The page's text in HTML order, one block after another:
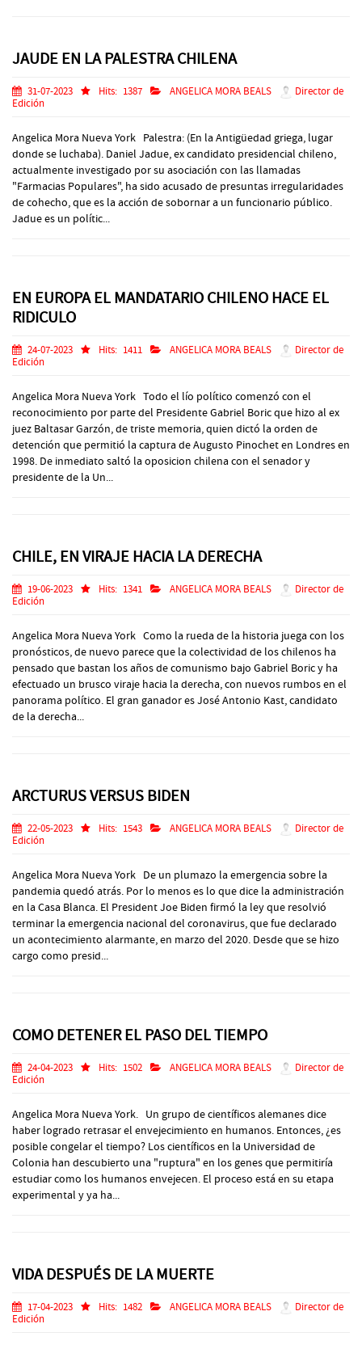
JAUDE EN LA PALESTRA CHILENA
31-07-2023 Hits: 1387 ANGELICA MORA BEALS
Director de
Edición
Angelica Mora Nueva York Palestra: (En la Antigüedad griega, lugar
donde se luchaba). Daniel Jadue, ex candidato presidencial chileno,
actualmente investigado por su asociación con las llamadas
"Farmacias Populares", ha sido acusado de presuntas irregularidades
de cohecho, que es la acción de sobornar a un funcionario público.
Jadue es un polític...
EN EUROPA EL MANDATARIO CHILENO HACE EL
RIDICULO
24-07-2023 Hits: 1411 ANGELICA MORA BEALS
Director de
Edición
Angelica Mora Nueva York Todo el lío político comenzó con el
reconocimiento por parte del Presidente Gabriel Boric que hizo al ex
juez Baltasar Garzón, de triste memoria, quien dictó la orden de
detención que permitió la captura de Augusto Pinochet en Londres en
1998. De inmediato saltó la oposicion chilena con el senador y
presidente de la Un...
CHILE, EN VIRAJE HACIA LA DERECHA
19-06-2023 Hits: 1341 ANGELICA MORA BEALS
Director de
Edición
Angelica Mora Nueva York Como la rueda de la historia juega con los
pronósticos, de nuevo parece que la colectividad de los chilenos ha
pensado que bastan los años de comunismo bajo Gabriel Boric y ha
efectuado un brusco viraje hacia la derecha, con nuevos rumbos en el
panorama político. El gran ganador es José Antonio Kast, candidato
de la derecha...
ARCTURUS VERSUS BIDEN
22-05-2023 Hits: 1543 ANGELICA MORA BEALS
Director de
Edición
Angelica Mora Nueva York De un plumazo la emergencia sobre la
pandemia quedó atrás. Por lo menos es lo que dice la administración
en la Casa Blanca. El President Joe Biden firmó la ley que resolvió
terminar la emergencia nacional del coronavirus, que fue declarado
un acontecimiento alarmante, en marzo del 2020. Desde que se hizo
cargo como presid...
COMO DETENER EL PASO DEL TIEMPO
24-04-2023 Hits: 1502 ANGELICA MORA BEALS
Director de
Edición
Angelica Mora Nueva York. Un grupo de científicos alemanes dice
haber logrado retrasar el envejecimiento en humanos. Entonces, ¿es
posible congelar el tiempo? Los científicos en la Universidad de
Colonia han descubierto una "ruptura" en los genes que permitiría
estudiar como los humanos envejecen. El proceso está en su etapa
experimental y ya ha...
VIDA DESPUÉS DE LA MUERTE
17-04-2023 Hits: 1482 ANGELICA MORA BEALS
Director de
Edición